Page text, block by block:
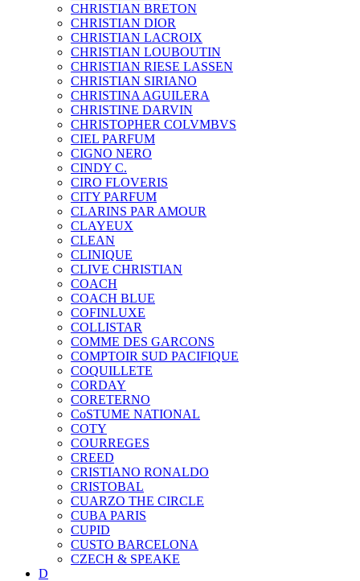
CHRISTIAN BRETON
CHRISTIAN DIOR
CHRISTIAN LACROIX
CHRISTIAN LOUBOUTIN
CHRISTIAN RIESE LASSEN
CHRISTIAN SIRIANO
CHRISTINA AGUILERA
CHRISTINE DARVIN
CHRISTOPHER COLVMBVS
CIEL PARFUM
CIGNO NERO
CINDY C.
CIRO FLOVERIS
CITY PARFUM
CLARINS PAR AMOUR
CLAYEUX
CLEAN
CLINIQUE
CLIVE CHRISTIAN
COACH
COACH BLUE
COFINLUXE
COLLISTAR
COMME DES GARCONS
COMPTOIR SUD PACIFIQUE
COQUILLETE
CORDAY
CORETERNO
CoSTUME NATIONAL
COTY
COURREGES
CREED
CRISTIANO RONALDO
CRISTOBAL
CUARZO THE CIRCLE
CUBA PARIS
CUPID
CUSTO BARCELONA
CZECH & SPEAKE
D